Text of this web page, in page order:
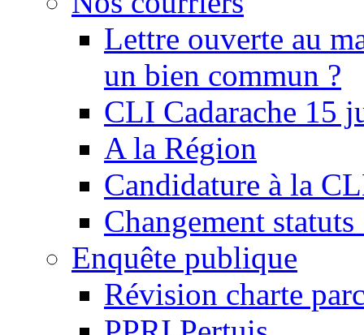
Lettre ouverte au
un bien commun ?
CLI Cadarache 15
A la Région
Candidature à la
Changement
Enquête publique
Révision charte